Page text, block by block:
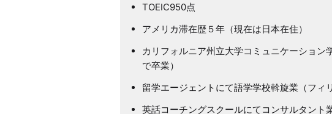
TOEIC950点
アメリカ滞在歴５年（現在は日本在住）
カリフォルニア州立大学コミュニケーショ
で卒業）
留学エージェントにて語学学校斡旋業（フィ
英話コーチングスクールにてコンサルタント